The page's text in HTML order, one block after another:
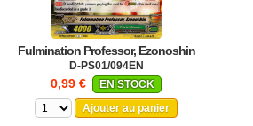
Fulmination Professor, Ezonoshin
D-PS01/094EN
0,99 €
EN STOCK
Ajouter au panier